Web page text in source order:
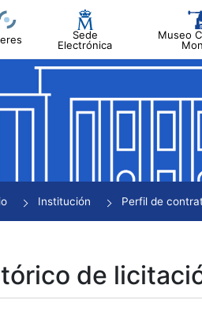
Sede
Electrónica
Museo
Ocultar
Ocultar
Institución Perfil de
de